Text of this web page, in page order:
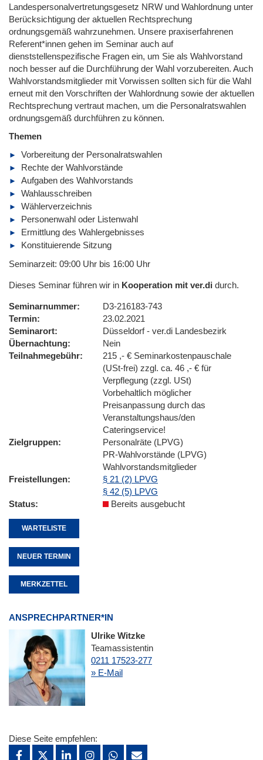
Landespersonalvertretungsgesetz NRW und Wahlordnung unter
Berücksichtigung der aktuellen Rechtsprechung
ordnungsgemäß wahrzunehmen. Unsere praxiserfahrenen
Referent*innen gehen im Seminar auch auf
dienststellenspezifische Fragen ein, um Sie als Wahlvorstand
noch besser auf die Durchführung der Wahl vorzubereiten. Auch
Wahlvorstandsmitglieder mit Vorwissen sollten sich für die Wahl
erneut mit den Vorschriften der Wahlordnung sowie der aktuellen
Rechtsprechung vertraut machen, um die Personalratswahlen
ordnungsgemäß durchführen zu können.
Themen
Vorbereitung der Personalratswahlen
Rechte der Wahlvorstände
Aufgaben des Wahlvorstands
Wahlausschreiben
Wählerverzeichnis
Personenwahl oder Listenwahl
Ermittlung des Wahlergebnisses
Konstituierende Sitzung
Seminarzeit: 09:00 Uhr bis 16:00 Uhr
Dieses Seminar führen wir in Kooperation mit ver.di durch.
Seminarnummer
D3-216183-743
Termin
23.02.2021
Seminarort
Düsseldorf - ver.di Landesbezirk
Übernachtung
Nein
Teilnahmegebühr
215 ,- € Seminarkostenpauschale
(USt-frei) zzgl. ca. 46 ,- € für
Verpflegung (zzgl. USt)
Vorbehaltlich möglicher
Preisanpassung durch das
Veranstaltungshaus/den
Cateringservice!
Zielgruppen
Personalräte (LPVG)
PR-Wahlvorstände (LPVG)
Wahlvorstandsmitglieder
Freistellungen
§ 21 (2) LPVG
§ 42 (5) LPVG
Status
Bereits ausgebucht
WARTELISTE
NEUER TERMIN
MERKZETTEL
ANSPRECHPARTNER*IN
Ulrike Witzke
Teamassistentin
0211 17523-277
» E-Mail
Diese Seite empfehlen: